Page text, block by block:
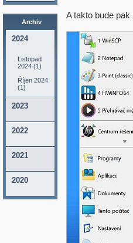
Archiv
2024
Listopad
2024 (1)
Říjen 2024
(1)
2023
2022
2021
2020
A takto bude pak